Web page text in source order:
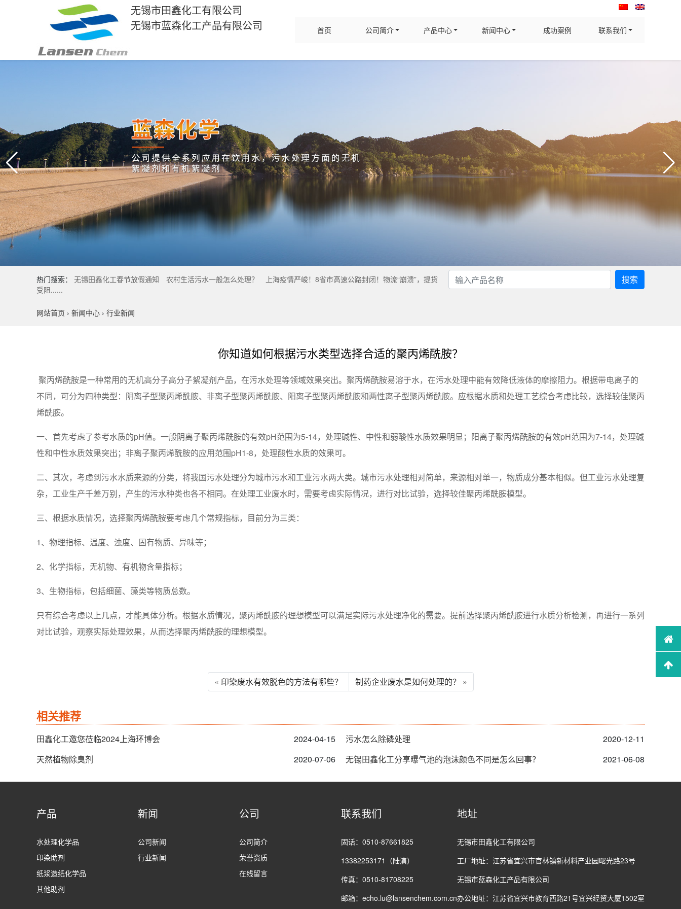
无锡市田鑫化工有限公司
无锡市蓝森化工产品有限公司
首页 公司简介 产品中心 新闻中心 成功案例 联系我们
热门搜索： 无锡田鑫化工春节放假通知 农村生活污水一般怎么处理？
上海疫情严峻！8省市高速公路封闭！物流“崩溃”，提货
受阻......
搜索
网站首页 › 新闻中心 › 行业新闻
你知道如何根据污水类型选择合适的聚丙烯酰胺？
聚丙烯酰胺是一种常用的无机高分子高分子絮凝剂产品，在污水处理等领域效果突出。聚丙烯酰胺易溶于水，在污水处理中能有效降低液体的摩擦阻力。根据带电离子的
不同，可分为四种类型：阴离子型聚丙烯酰胺、非离子型聚丙烯酰胺、阳离子型聚丙烯酰胺和两性离子型聚丙烯酰胺。应根据水质和处理工艺综合考虑比较，选择较佳聚丙
烯酰胺。
一、首先考虑了参考水质的pH值。一般阴离子聚丙烯酰胺的有效pH范围为5-14，处理碱性、中性和弱酸性水质效果明显；阳离子聚丙烯酰胺的有效pH范围为7-14，处理碱
性和中性水质效果突出；非离子聚丙烯酰胺的应用范围pH1-8，处理酸性水质的效果可。
二、其次，考虑到污水水质来源的分类，将我国污水处理分为城市污水和工业污水两大类。城市污水处理相对简单，来源相对单一，物质成分基本相似。但工业污水处理复
杂，工业生产千差万别，产生的污水种类也各不相同。在处理工业废水时，需要考虑实际情况，进行对比试验，选择较佳聚丙烯酰胺模型。
三、根据水质情况，选择聚丙烯酰胺要考虑几个常规指标，目前分为三类：
1、物理指标、温度、浊度、固有物质、异味等；
2、化学指标，无机物、有机物含量指标；
3、生物指标，包括细菌、藻类等物质总数。
只有综合考虑以上几点，才能具体分析。根据水质情况，聚丙烯酰胺的理想模型可以满足实际污水处理净化的需要。提前选择聚丙烯酰胺进行水质分析检测，再进行一系列
对比试验，观察实际处理效果，从而选择聚丙烯酰胺的理想模型。
« 印染废水有效脱色的方法有哪些？ 制药企业废水是如何处理的？ »
相关推荐
田鑫化工邀您莅临2024上海环博会 2024-04-15 污水怎么除磷处理
2020-12-11
天然植物除臭剂
2020-07-06 无锡田鑫化工分享曝气池的泡沫颜色不同是怎么回事？ 2021-06-08
产品
水处理化学品
印染助剂
纸浆造纸化学品
其他助剂
新闻
公司新闻
行业新闻
公司
公司简介
荣誉资质
在线留言
联系我们
固话：0510-87661825
13382253171（陆演）
传真：0510-81708225
邮箱：echo.lu@lansenchem.com.cn
地址
无锡市田鑫化工有限公司
工厂地址：江苏省宜兴市官林镇新材料产业园曙光路23号
无锡市蓝森化工产品有限公司
办公地址：江苏省宜兴市教育西路21号宜兴经贸大厦1502室